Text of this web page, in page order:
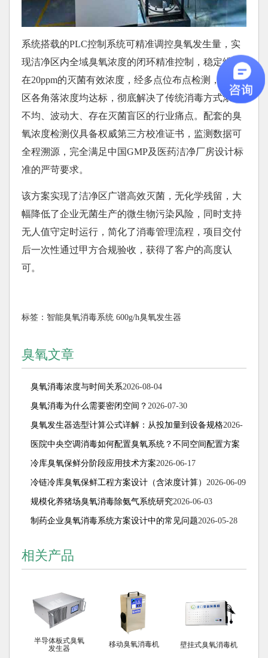
系统搭载的PLC控制系统可精准调控臭氧发生量，实
现洁净区内全域臭氧浓度的闭环精准控制，稳定维持
在20ppm的灭菌有效浓度，经多点位布点检测，洁净
区各角落浓度均达标，彻底解决了传统消毒方式浓度
不均、波动大、存在灭菌盲区的行业痛点。配套的臭
氧浓度检测仪具备权威第三方校准证书，监测数据可
全程溯源，完全满足中国GMP及医药洁净厂房设计标
准的严苛要求。
该方案实现了洁净区广谱高效灭菌，无化学残留，大
幅降低了企业无菌生产的微生物污染风险，同时支持
无人值守定时运行，简化了消毒管理流程，项目交付
后一次性通过甲方合规验收，获得了客户的高度认
可。
标签： 智能臭氧消毒系统 600g/h臭氧发生器
臭氧文章
臭氧消毒浓度与时间关系2026-08-04
臭氧消毒为什么需要密闭空间？ 2026-07-30
臭氧发生器选型计算公式详解：从投加量到设备规格2026-
07-15
医院中央空调消毒如何配置臭氧系统？不同空间配置方案
解析2026-07-08
冷库臭氧保鲜分阶段应用技术方案2026-06-17
冷链冷库臭氧保鲜工程方案设计（含浓度计算） 2026-06-09
规模化养猪场臭氧消毒除氨气系统研究2026-06-03
制药企业臭氧消毒系统方案设计中的常见问题2026-05-28
相关产品
半导体板式臭氧
发生器
移动臭氧消毒机 壁挂式臭氧消毒机